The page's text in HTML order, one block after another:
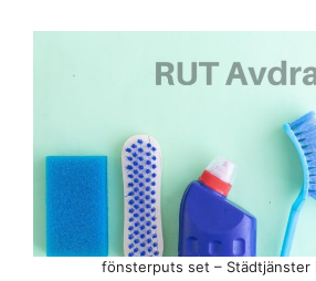
fönsterputs set – Städtjänster